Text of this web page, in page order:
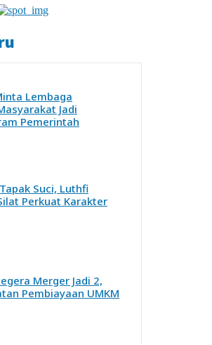
Lembaga
Jadi
Pemerintah
Suci, Luthfi
Perkuat Karakter
Merger Jadi 2,
Pembiayaan UMKM